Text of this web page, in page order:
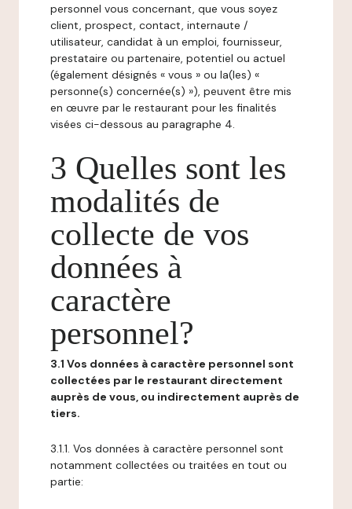
personnel vous concernant, que vous soyez
client, prospect, contact, internaute /
utilisateur, candidat à un emploi, fournisseur,
prestataire ou partenaire, potentiel ou actuel
(également désignés « vous » ou la(les) «
personne(s) concernée(s) »), peuvent être mis
en œuvre par le restaurant pour les finalités
visées ci-dessous au paragraphe 4.
3 Quelles sont les
modalités de
collecte de vos
données à
caractère
personnel?
3.1 Vos données à caractère personnel sont
collectées par le restaurant directement
auprès de vous, ou indirectement auprès de
tiers.
3.1.1. Vos données à caractère personnel sont
notamment collectées ou traitées en tout ou
partie: